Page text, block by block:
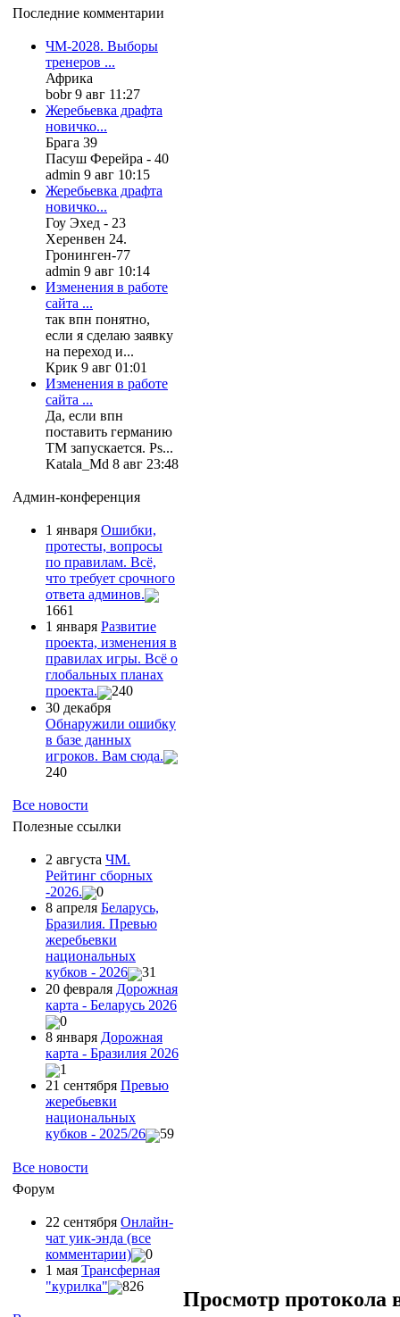
Последние комментарии
ЧМ-2028. Выборы
тренеров ...
Африка
bobr 9 авг 11:27
Жеребьевка драфта
новичко...
Брага 39
Пасуш Ферейра - 40
admin 9 авг 10:15
Жеребьевка драфта
новичко...
Гоу Эхед - 23
Херенвен 24.
Гронинген-77
admin 9 авг 10:14
Изменения в работе
сайта ...
так впн понятно,
если я сделаю заявку
на переход и...
Крик 9 авг 01:01
Изменения в работе
сайта ...
Да, если впн
поставить германию
ТМ запускается. Ps...
Katala_Md 8 авг 23:48
Админ-конференция
1 января Ошибки,
протесты, вопросы
по правилам. Всё,
что требует срочного
ответа админов.
1661
1 января Развитие
проекта, изменения в
правилах игры. Всё о
глобальных планах
проекта.
240
30 декабря
Обнаружили ошибку
в базе данных
игроков. Вам сюда.
240
Все новости
Полезные ссылки
2 августа ЧМ.
Рейтинг сборных
-2026.
0
8 апреля Беларусь,
Бразилия. Превью
жеребьевки
национальных
кубков - 2026
31
20 февраля Дорожная
карта - Беларусь 2026
0
8 января Дорожная
карта - Бразилия 2026
1
21 сентября Превью
жеребьевки
национальных
кубков - 2025/26
59
Все новости
Форум
22 сентября Онлайн-
чат уик-энда (все
комментарии)
0
1 мая Трансферная
"курилка"
826
Просмотр протокола